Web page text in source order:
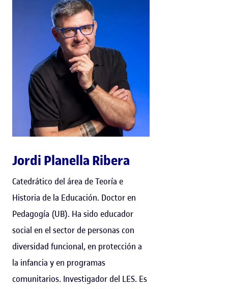
Jordi Planella Ribera
Catedrático del área de Teoría e
Historia de la Educación. Doctor en
Pedagogía (UB). Ha sido educador
social en el sector de personas con
diversidad funcional, en protección a
la infancia y en programas
comunitarios. Investigador del LES. Es